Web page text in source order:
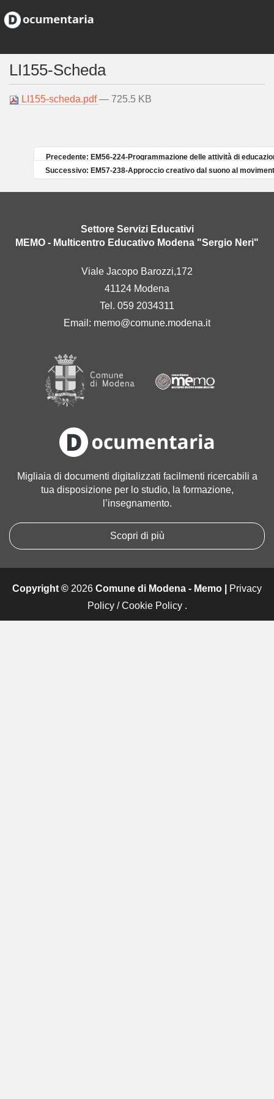
LI155-Scheda
LI155-scheda.pdf— 725.5 KB
Precedente: EM56-224-Programmazione delle attività di
Successivo: EM57-238-Approccio creativo dal suono al
Settore Servizi Educativi
MEMO - Multicentro Educativo Modena "Sergio Neri"
Viale Jacopo Barozzi,172
41124 Modena
Tel. 059 2034311
Email: memo@comune.modena.it
Migliaia di documenti digitalizzati facilmenti ricercabili a
tua disposizione per lo studio, la formazione,
l’insegnamento.
Scopri di più
Copyright © 2026 Comune di Modena - Memo |
Privacy
Policy/Cookie Policy.